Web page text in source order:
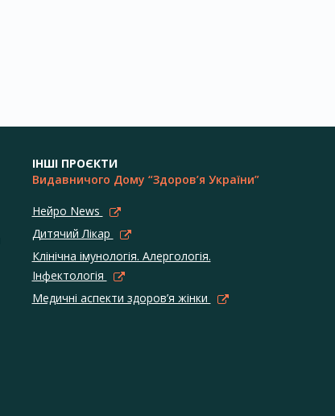
ІНШІ ПРОЄКТИ
Видавничого Дому “Здоров’я України”
Нейро News
Дитячий Лікар
Клінічна імунологія. Алергологія.
Інфектологія
Медичні аспекти здоров’я жінки